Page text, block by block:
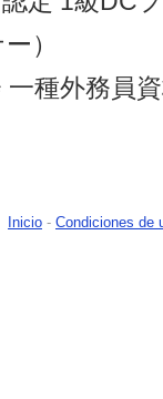
）
一種外務員
Inicio - Condiciones de